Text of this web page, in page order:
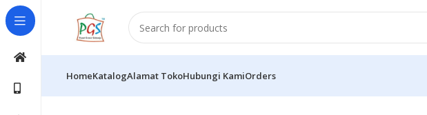
HomeKatalogAlamat TokoHubungi KamiOrders